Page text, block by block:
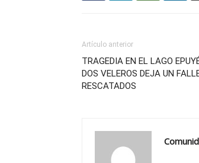
Artículo anterior
TRAGEDIA EN EL LAGO
DOS VELEROS DEJA UN
RESCATADOS